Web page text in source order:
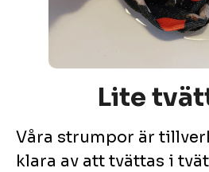
Lite
Våra strumpor är
klara av att tvättas i